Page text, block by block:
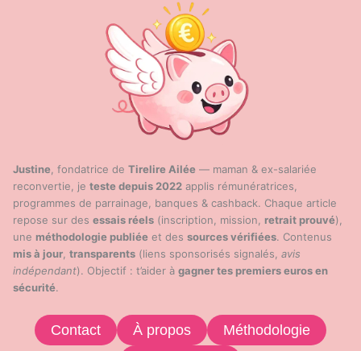
Justine, fondatrice de Tirelire Ailée — maman & ex-salariée
reconvertie, je teste depuis 2022 applis rémunératrices,
programmes de parrainage, banques & cashback. Chaque article
repose sur des essais réels (inscription, mission, retrait prouvé),
une méthodologie publiée et des sources vérifiées. Contenus
mis à jour, transparents (liens sponsorisés signalés, avis
indépendant). Objectif : t’aider à gagner tes premiers euros en
sécurité.
Contact À propos
Méthodologie